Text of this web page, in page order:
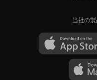
当社の